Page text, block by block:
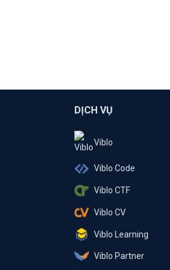
DỊCH VỤ
Viblo
Viblo Code
Viblo CTF
Viblo CV
Viblo Learning
Viblo Partner